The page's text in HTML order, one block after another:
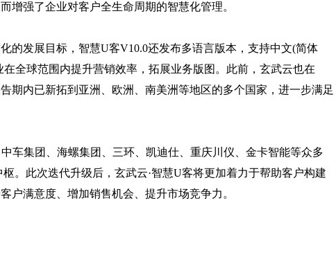
增强了企业对客户全生命周期的智慧化管理。
的发展目标，智慧U客V10.0还发布多语言版本，支持中文(简体
全球范围内提升营销效率，拓展业务版图。此前，玄武云也在
期内已新拓到亚洲、欧洲、南美洲等地区的多个国家，进一步满足
车集团、海螺集团、三环、凯迪仕、重庆川仪、金卡智能等众多
。此次迭代升级后，玄武云·智慧U客将更加着力于帮助客户构建
户满意度、增加销售机会、提升市场竞争力。